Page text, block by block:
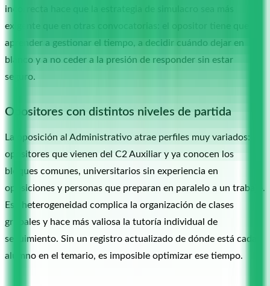
incorrecta hace que la estrategia de simulacro sea más
exigente que en otras convocatorias: el opositor tiene que
aprender a gestionar el tiempo, a decidir cuándo dejar en
blanco y a no ceder a la presión de responder sin estar
seguro.
Opositores con distintos niveles de partida
La oposición al Administrativo atrae perfiles muy variados:
opositores que vienen del C2 Auxiliar y ya conocen los
bloques comunes, universitarios sin experiencia en
oposiciones y personas que preparan en paralelo a un trabajo.
Esa heterogeneidad complica la organización de clases
grupales y hace más valiosa la tutoría individual de
seguimiento. Sin un registro actualizado de dónde está cada
alumno en el temario, es imposible optimizar ese tiempo.